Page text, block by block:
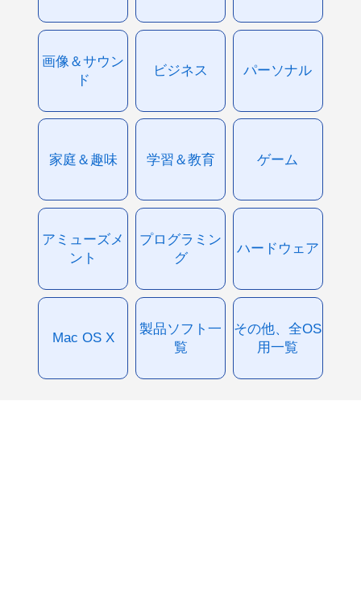
画像＆サウン
ド
ビジネス パーソナル
家庭＆趣味 学習＆教育 ゲーム
アミューズメ
ント
プログラミン
グ
ハードウェア
Mac OS X
製品ソフト一
覧
その他、全OS
用一覧